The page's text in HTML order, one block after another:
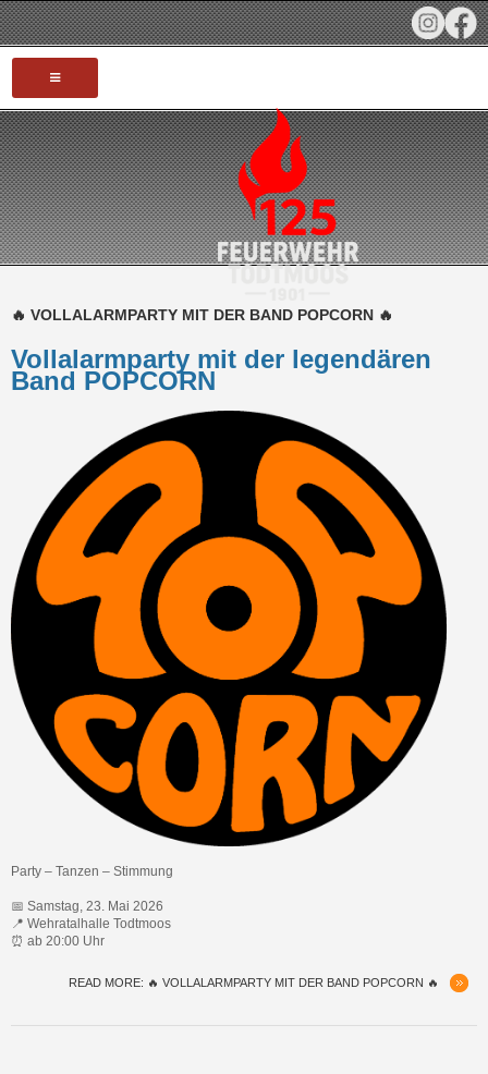
HOME
AKTUELLES
TERMINE
JUBILÄUM 125 JAHRE
FAHRZEUGE
EINSÄTZE
JUGENDFEUERWEHR
🔥 VOLLALARMPARTY MIT DER BAND POPCORN 🔥
Vollalarmparty mit der legendären
Band POPCORN
Party – Tanzen – Stimmung
📅 Samstag, 23. Mai 2026
📍 Wehratalhalle Todtmoos
⏰ ab 20:00 Uhr
READ MORE: 🔥 VOLLALARMPARTY MIT DER BAND POPCORN 🔥